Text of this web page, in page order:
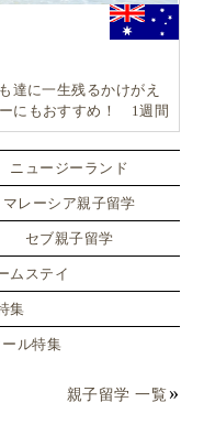
達に一生残るかけがえ
にもおすすめ！ 1週間
ニュージーランド
マレーシア親子留学
セブ親子留学
ムステイ
集
ル特集
親子留学 一覧